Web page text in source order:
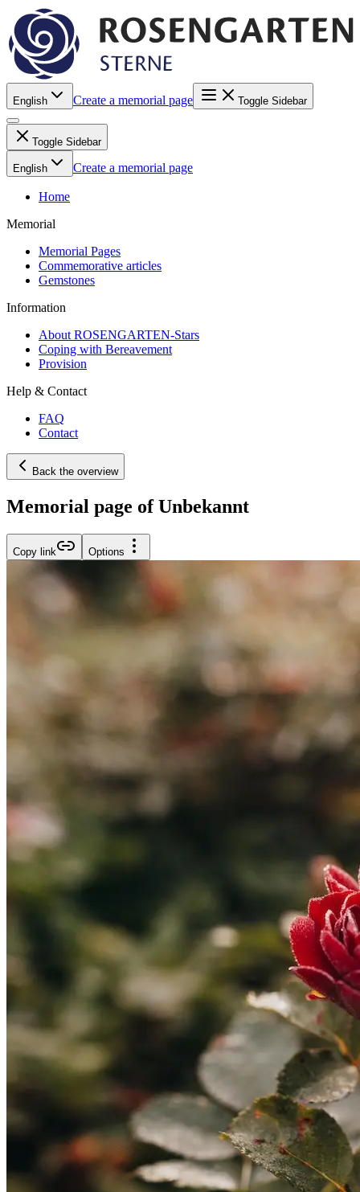
English Create a memorial page Toggle Sidebar
Toggle Sidebar
English Create a memorial page
Home
Memorial
Memorial Pages
Commemorative articles
Gemstones
Information
About ROSENGARTEN-Stars
Coping with Bereavement
Provision
Help & Contact
FAQ
Contact
Back the overview
Memorial page of Unbekannt
Copy link Options